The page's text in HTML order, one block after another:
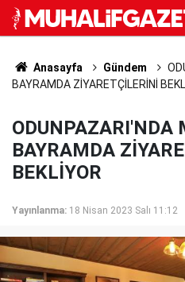
Anasayfa Gündem
BAYRAMDA ZİYARETÇİLERİNİ
ODUNPAZARI'NDA
BAYRAMDA
BEKLİYOR
Yayınlanma: 18 Nisan 2023 Salı 11:12